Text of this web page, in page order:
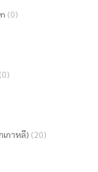
(0)
(0)
เกาหลี) (20)